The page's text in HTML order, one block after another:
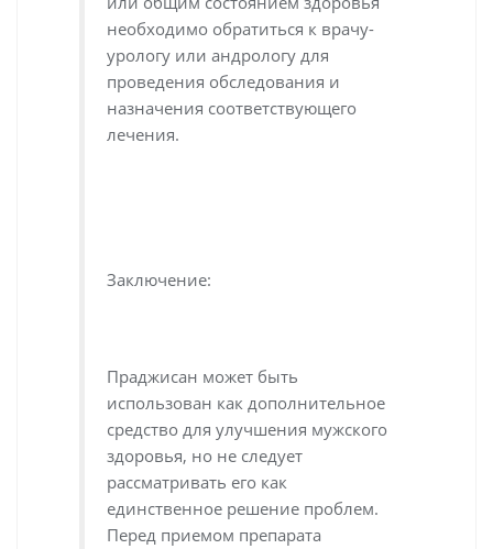
необходимо обратиться к врачу-
урологу или андрологу для
проведения обследования и
назначения соответствующего
лечения.
Заключение:
Праджисан может быть
использован как дополнительное
средство для улучшения мужского
здоровья, но не следует
рассматривать его как
единственное решение проблем.
Перед приемом препарата